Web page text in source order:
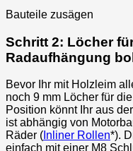
Bauteile zusägen
Schritt 2: Löcher
Radaufhängung
Bevor Ihr mit Holzleim
noch 9 mm Löcher für
Position könnt Ihr aus
ist abhängig von
Räder ( Inliner Rollen*).
einfach mit einer M8